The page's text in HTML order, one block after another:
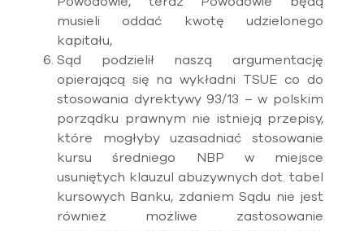
musieli oddać kwotę udzielonego
kapitału,
Sąd podzielił naszą argumentację
opierającą się na wykładni TSUE co do
stosowania dyrektywy 93/13 – w polskim
porządku prawnym nie istnieją przepisy,
które mogłyby uzasadniać stosowanie
kursu średniego NBP w miejsce
usuniętych klauzul abuzywnych dot. tabel
kursowych Banku, zdaniem Sądu nie jest
również możliwe zastosowanie